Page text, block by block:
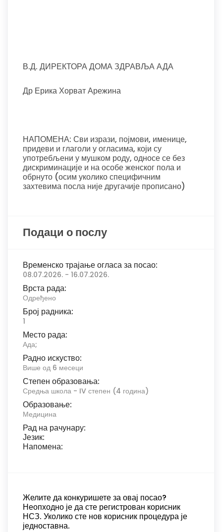
В.Д. ДИРЕКТОРА ДОМА ЗДРАВЉА АДА
Др Ерика Хорват Арежина
НАПОМЕНА: Сви изрази, појмови, именице,
придеви и глаголи у огласима, који су
употребљени у мушком роду, односе се без
дискриминације и на особе женског пола и
обрнуто (осим уколико специфичним
захтевима посла није другачије прописано)
Подаци о послу
Временско трајање огласа за посао:
08.07.2026. - 16.07.2026.
Врста рада:
Одређено
Број радника:
1
Место рада:
Ада;
Радно искуство:
Више од 6 месеци
Степен образовања:
Средња школа - IV степен (4 година)
Образовање:
Медицина
Рад на рачунару:
Језик:
Напомена:
Желите да конкуришете за овај посао?
Неопходно је да сте регистрован корисник
НСЗ. Уколико сте нов корисник процедура је
једноставна.